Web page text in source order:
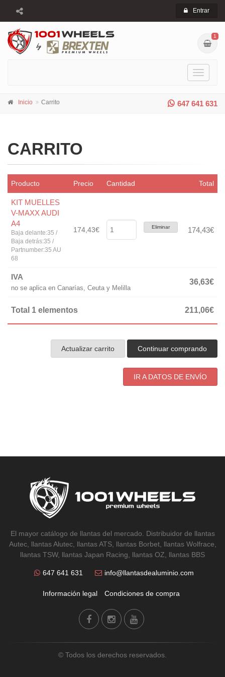
Entrar
1
Toggle
647 641 631
Inicio Carrito
CARRITO
Producto Precio Cantidad Total
KIT MUELLES
V-MAXX AUDI
A4
Baja delante:35 /
Baja detrás:35 /
Partnumber:35 AU
68
174,43€ Eliminar 174,43€
IVA
no se aplica en Canarías, Ceuta y Melilla
36,63€
Total 1 elementos 211,06€
Actualizar carrito Continuar comprando
IR A DATOS DE ENVÍO
El mayor catálogo de llantas del mercado. Distribuidor de llantas
Autec, llantas Alutec, llantas ATS, llantas Borbet, llantas Wolfrace,
llantas TSW, llantas Japan Racing, llantas OZ, llantas BBS
647 641 631 info@llantasdealuminio.com
Información legal Condiciones de compra
© Todos los derechos reservados.